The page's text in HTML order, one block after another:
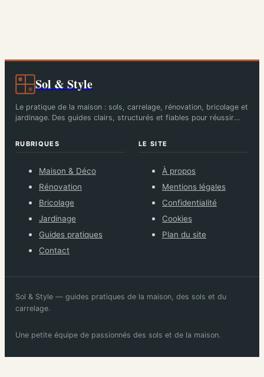
Sol & Style
Le pratique de la maison : sols, carrelage, rénovation, bricolage et
jardinage. Des guides clairs, structurés et fiables pour réussir
RUBRIQUES
Maison & Déco
Rénovation
Bricolage
Jardinage
Guides pratiques
Contact
LE SITE
À propos
Mentions légales
Confidentialité
Cookies
Plan du site
Sol & Style — guides pratiques de la maison, des sols et du
carrelage.
Une petite équipe de passionnés des sols et de la maison.